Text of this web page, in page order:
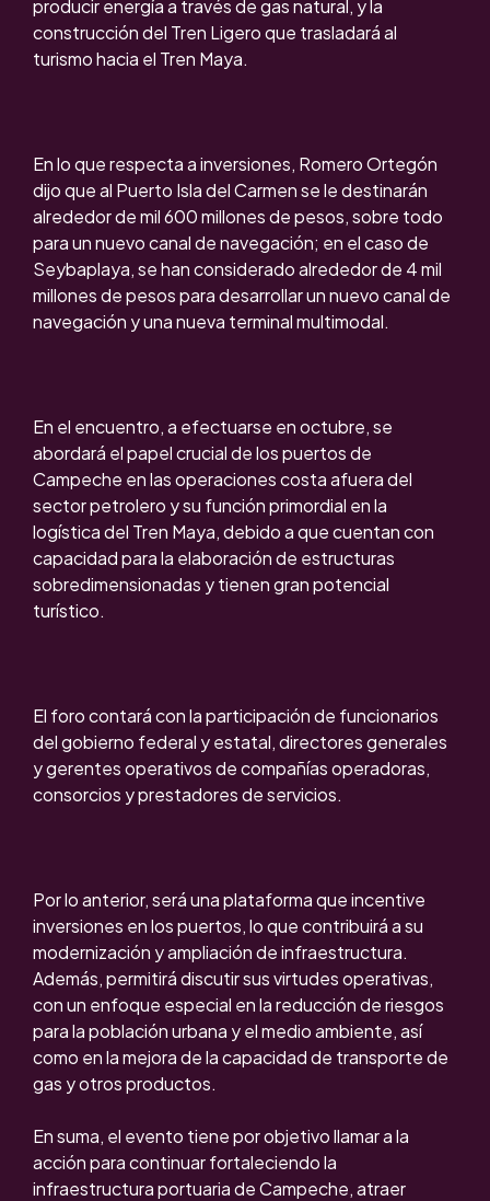
producir energía a través de gas natural, y la
construcción del Tren Ligero que trasladará al
turismo hacia el Tren Maya.
En lo que respecta a inversiones, Romero Ortegón
dijo que al Puerto Isla del Carmen se le destinarán
alrededor de mil 600 millones de pesos, sobre todo
para un nuevo canal de navegación; en el caso de
Seybaplaya, se han considerado alrededor de 4 mil
millones de pesos para desarrollar un nuevo canal de
navegación y una nueva terminal multimodal.
En el encuentro, a efectuarse en octubre, se
abordará el papel crucial de los puertos de
Campeche en las operaciones costa afuera del
sector petrolero y su función primordial en la
logística del Tren Maya, debido a que cuentan con
capacidad para la elaboración de estructuras
sobredimensionadas y tienen gran potencial
turístico.
El foro contará con la participación de funcionarios
del gobierno federal y estatal, directores generales
y gerentes operativos de compañías operadoras,
consorcios y prestadores de servicios.
Por lo anterior, será una plataforma que incentive
inversiones en los puertos, lo que contribuirá a su
modernización y ampliación de infraestructura.
Además, permitirá discutir sus virtudes operativas,
con un enfoque especial en la reducción de riesgos
para la población urbana y el medio ambiente, así
como en la mejora de la capacidad de transporte de
gas y otros productos.
En suma, el evento tiene por objetivo llamar a la
acción para continuar fortaleciendo la
infraestructura portuaria de Campeche, atraer